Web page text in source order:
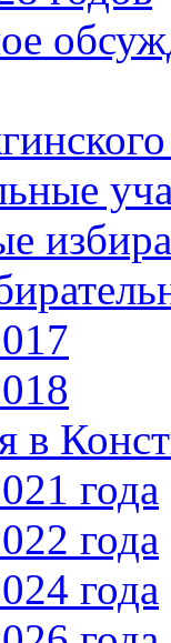
в
года
года
года